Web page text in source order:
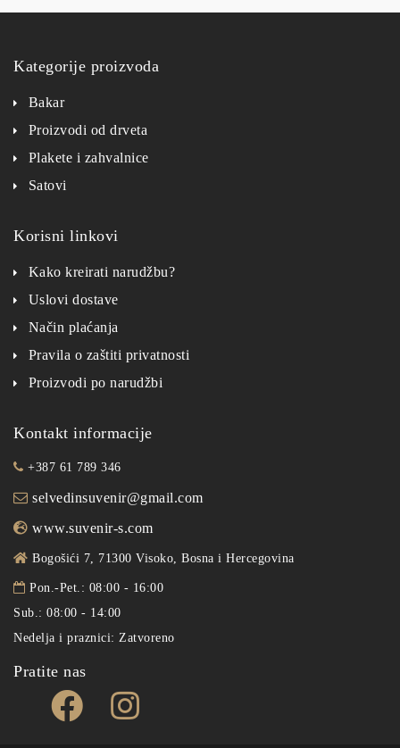
Kategorije proizvoda
Bakar
Proizvodi od drveta
Plakete i zahvalnice
Satovi
Korisni linkovi
Kako kreirati narudžbu?
Uslovi dostave
Način plaćanja
Pravila o zaštiti privatnosti
Proizvodi po narudžbi
Kontakt informacije
+387 61 789 346
selvedinsuvenir@gmail.com
www.suvenir-s.com
Bogošići 7, 71300 Visoko, Bosna i Hercegovina
Pon.-Pet.: 08:00 - 16:00
Sub.: 08:00 - 14:00
Nedelja i praznici: Zatvoreno
Pratite nas